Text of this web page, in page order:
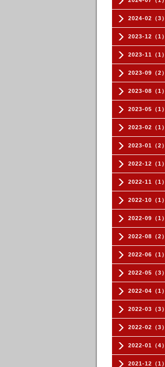
2024-02（3）
2023-12（1）
2023-11（1）
2023-09（2）
2023-08（1）
2023-05（1）
2023-02（1）
2023-01（2）
2022-12（1）
2022-11（1）
2022-10（1）
2022-09（1）
2022-08（2）
2022-06（1）
2022-05（3）
2022-04（1）
2022-03（3）
2022-02（3）
2022-01（4）
2021-12（1）